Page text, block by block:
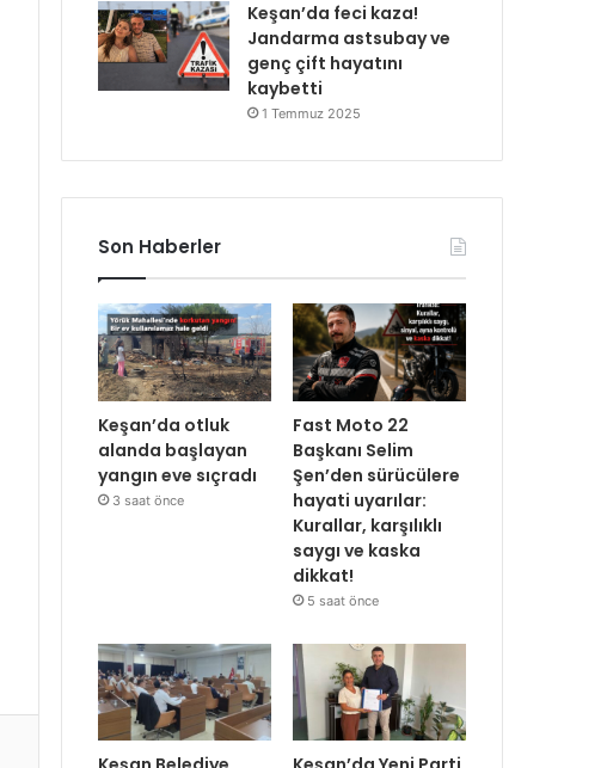
Keşan’da feci kaza!
Jandarma astsubay ve
genç çift hayatını
kaybetti
1 Temmuz 2025
Son Haberler
Keşan’da otluk
alanda başlayan
yangın eve sıçradı
3 saat önce
Fast Moto 22
Başkanı Selim
Şen’den sürücülere
hayati uyarılar:
Kurallar, karşılıklı
saygı ve kaska
dikkat!
5 saat önce